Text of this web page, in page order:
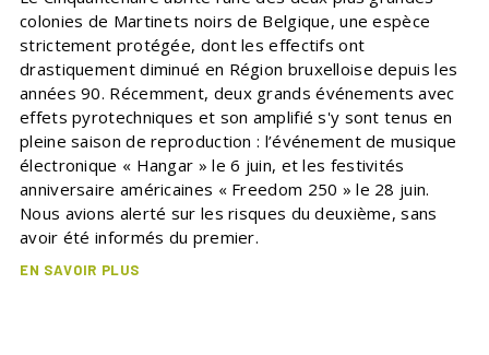
colonies de Martinets noirs de Belgique, une espèce
strictement protégée, dont les effectifs ont
drastiquement diminué en Région bruxelloise depuis les
années 90. Récemment, deux grands événements avec
effets pyrotechniques et son amplifié s'y sont tenus en
pleine saison de reproduction : l’événement de musique
électronique « Hangar » le 6 juin, et les festivités
anniversaire américaines « Freedom 250 » le 28 juin.
Nous avions alerté sur les risques du deuxième, sans
avoir été informés du premier.
EN SAVOIR PLUS